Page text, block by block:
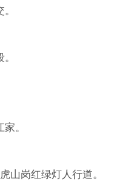
。
山岗红绿灯人行道。